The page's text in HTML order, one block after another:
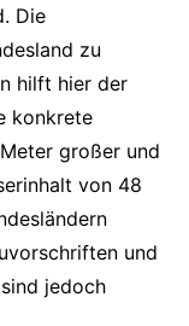
Die
zu
hilft hier der
konkrete
großer und
von 48
und
jedoch